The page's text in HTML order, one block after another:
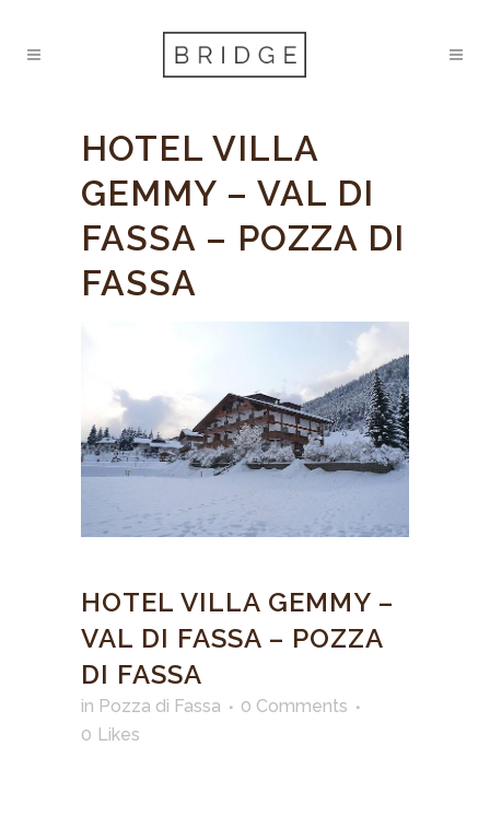
HOTEL VILLA
GEMMY – VAL DI
FASSA – POZZA DI
FASSA
HOTEL VILLA GEMMY –
VAL DI FASSA – POZZA
DI FASSA
in Pozza di Fassa
0 Comments
0 Likes